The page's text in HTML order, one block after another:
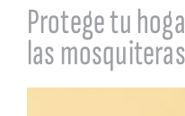
Protege tu
las